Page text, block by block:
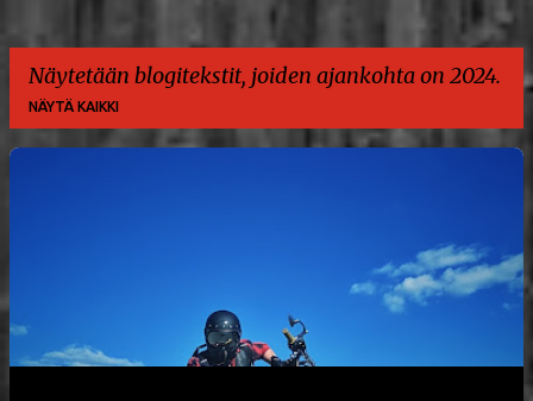
Näytetään blogitekstit, joiden ajankohta on 2024.
NÄYTÄ KAIKKI
t